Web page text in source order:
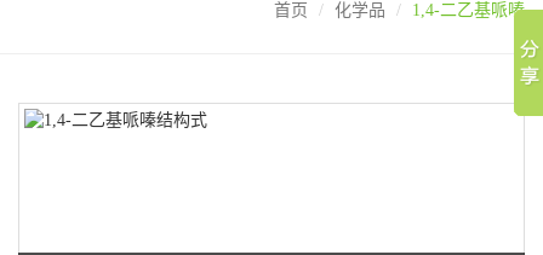
首页 化学品 1,4-二乙基哌嗪